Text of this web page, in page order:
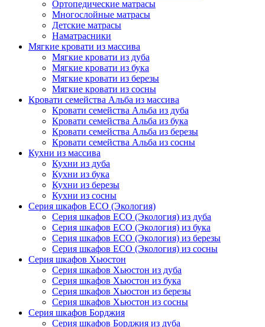
Ортопедические матрасы
Многослойные матрасы
Детские матрасы
Наматрасники
Мягкие кровати из массива
Мягкие кровати из дуба
Мягкие кровати из бука
Мягкие кровати из березы
Мягкие кровати из сосны
Кровати семейства Альба из массива
Кровати семейства Альба из дуба
Кровати семейства Альба из бука
Кровати семейства Альба из березы
Кровати семейства Альба из сосны
Кухни из массива
Кухни из дуба
Кухни из бука
Кухни из березы
Кухни из сосны
Серия шкафов ECO (Экология)
Серия шкафов ECO (Экология) из дуба
Серия шкафов ECO (Экология) из бука
Серия шкафов ECO (Экология) из березы
Серия шкафов ECO (Экология) из сосны
Серия шкафов Хьюстон
Серия шкафов Хьюстон из дуба
Серия шкафов Хьюстон из бука
Серия шкафов Хьюстон из березы
Серия шкафов Хьюстон из сосны
Серия шкафов Борджия
Серия шкафов Борджия из дуба